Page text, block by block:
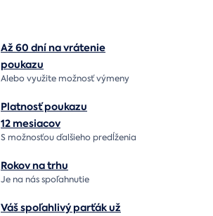
Až 60 dní na vrátenie
poukazu
Alebo využite možnosť výmeny
Platnosť poukazu
12 mesiacov
S možnosťou ďalšieho predĺženia
Rokov natrhu
Je na násspoľahnutie
Váš spoľahlivý parťák už